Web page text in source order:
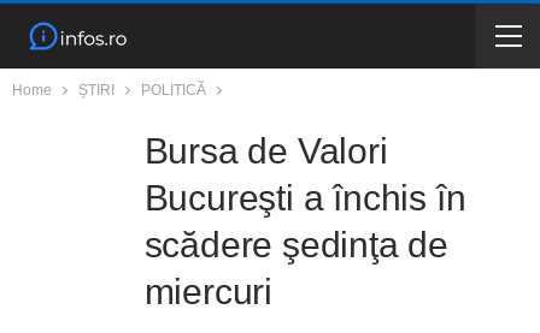
Home ȘTIRI POLITICĂ
Bursa de Valori
Bucureşti a închis în
scădere şedinţa de
miercuri